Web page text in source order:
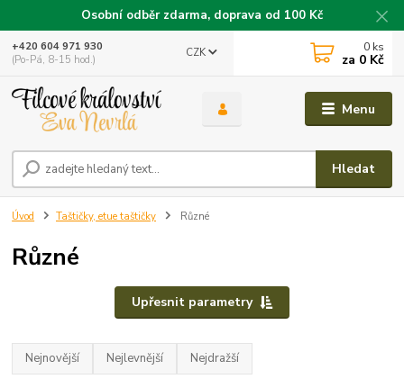
Osobní odběr zdarma, doprava od 100 Kč
Menu
CZK
Hledat
+420 604 971 930
(Po-Pá, 8-15 hod.)
0 ks
za 0 Kč
Úvod Taštičky, etue taštičky Různé
Různé
Upřesnit parametry
Nejnovější Nejlevnější Nejdražší